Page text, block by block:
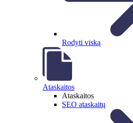
Rodyti viską
Ataskaitos
Ataskaitos
SEO ataskaitų